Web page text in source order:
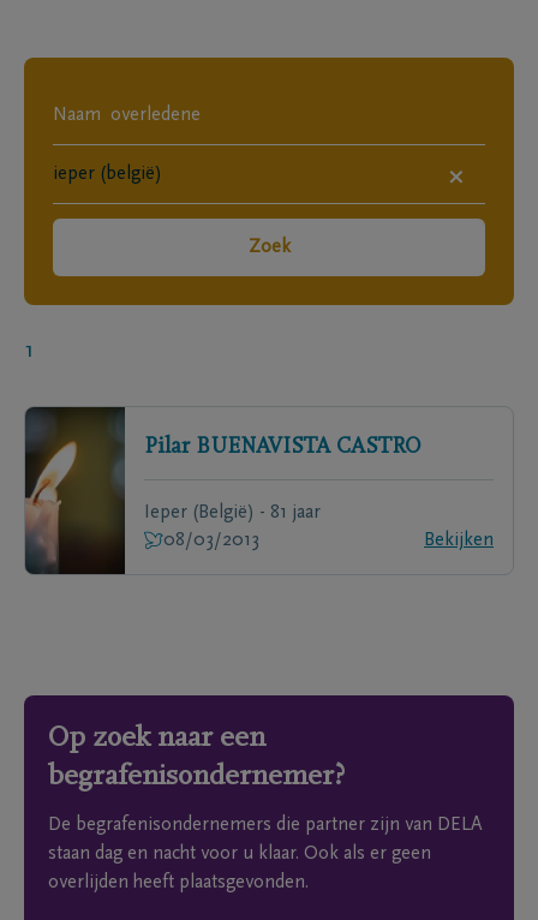
×
Zoek
1
Pilar BUENAVISTA CASTRO
Ieper (België) - 81 jaar
08/03/2013
Bekijken
Op zoek naar een
begrafenisondernemer?
De begrafenisondernemers die partner zijn van DELA
staan dag en nacht voor u klaar. Ook als er geen
overlijden heeft plaatsgevonden.